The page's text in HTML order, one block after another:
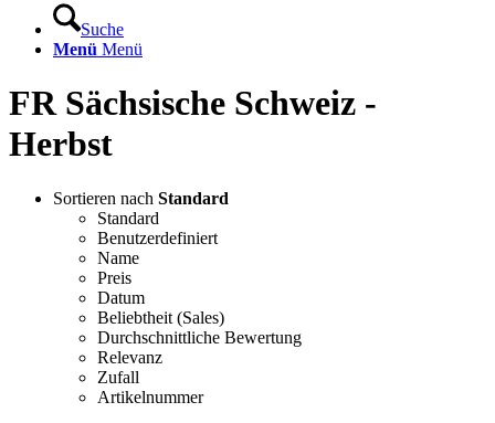
Suche
Menü Menü
FR Sächsische Schweiz -
Herbst
Sortieren nach Standard
Standard
Benutzerdefiniert
Name
Preis
Datum
Beliebtheit (Sales)
Durchschnittliche Bewertung
Relevanz
Zufall
Artikelnummer